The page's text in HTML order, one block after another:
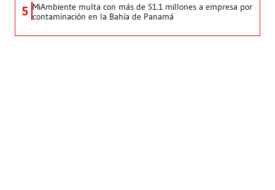
5 MiAmbiente multa con más de $1.1 millones a empresa por
contaminación en la Bahía de Panamá